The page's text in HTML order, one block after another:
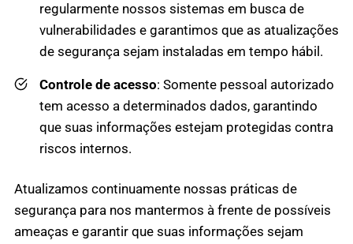
regularmente nossos sistemas em busca de
vulnerabilidades e garantimos que as atualizações
de segurança sejam instaladas em tempo hábil.
Controle de acesso: Somente pessoal autorizado
tem acesso a determinados dados, garantindo
que suas informações estejam protegidas contra
riscos internos.
Atualizamos continuamente nossas práticas de
segurança para nos mantermos à frente de possíveis
ameaças e garantir que suas informações sejam